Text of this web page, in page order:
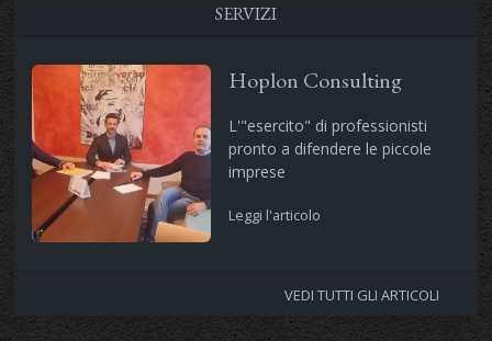
SERVIZI
Hoplon Consulting
L'"esercito" di professionisti
pronto a difendere le piccole
imprese
Leggi l'articolo
VEDI TUTTI GLI ARTICOLI